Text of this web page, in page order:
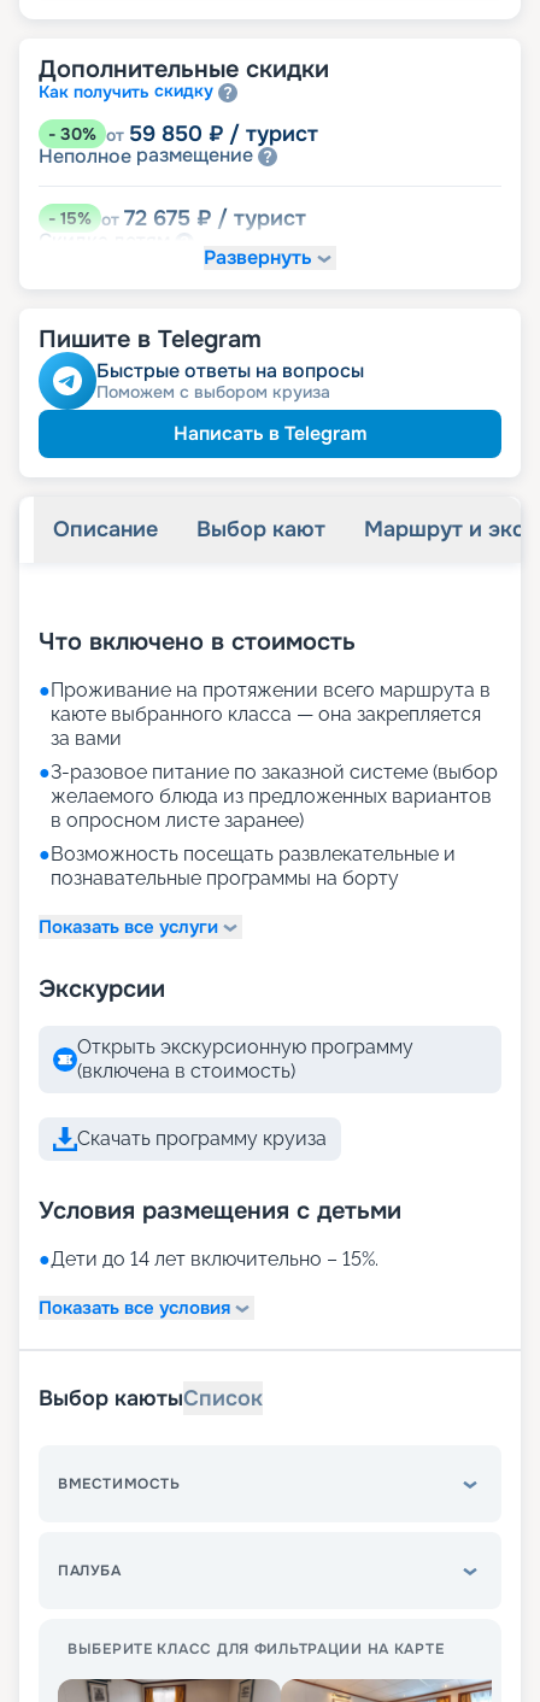
Дополнительные скидки
Как получить скидку
- 30% от 59 850 ₽ / турист
Неполное размещение
-15% от 72 675 ₽ / турист
Скидка
Скидка
пенсионерам
Скидка сотрудникам силовых
Скидкаветеранам
Скидка многодетнымсемьям
Развернуть
Пишите в Telegram
Быстрые ответы на вопросы
Поможем с выбором круиза
Написать в Telegram
Описание Выбор кают Маршрут и
Что включено в стоимость
●Проживание на протяжении всего маршрута в
каюте выбранного класса — она закрепляется
за вами
●3-разовое питание по заказной системе (выбор
желаемого блюда из предложенных вариантов
в опросном листе заранее)
●Возможность посещать развлекательные и
познавательные программы на борту
Показать все услуги
Экскурсии
Открыть экскурсионную программу
(включена в стоимость)
Скачать программу круиза
Условия размещения с детьми
●Дети до 14 лет включительно – 15%.
Показать все условия
Выбор каютыСписок
ВМЕСТИМОСТЬ
ПАЛУБА
ВЫБЕРИТЕ КЛАСС ДЛЯ ФИЛЬТРАЦИИ НА КАРТЕ